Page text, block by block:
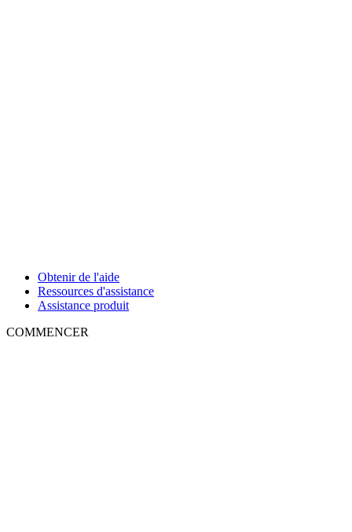
Obtenir de l'aide
Ressources d'assistance
Assistance produit
COMMENCER